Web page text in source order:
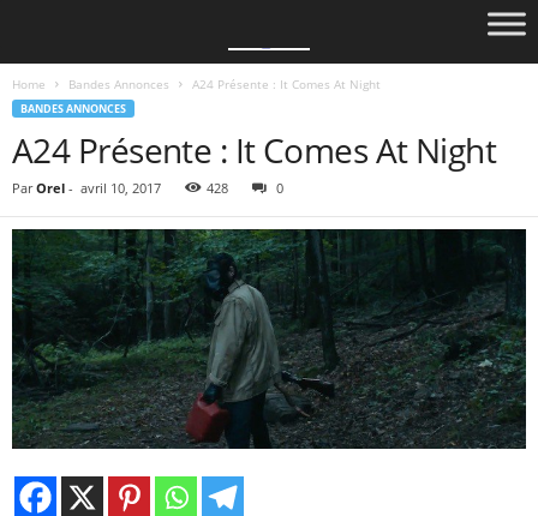
Home Bandes Annonces A24 Présente : It Comes At Night
BANDES ANNONCES
A24 Présente : It Comes At Night
Par Orel - avril 10, 2017 428 0